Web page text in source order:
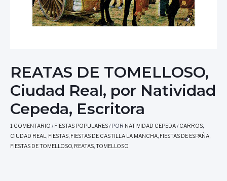
REATAS DE TOMELLOSO,
Ciudad Real, por Natividad
Cepeda, Escritora
1 COMENTARIO /FIESTAS POPULARES/ POR NATIVIDAD CEPEDA/CARROS
CIUDAD REAL
FIESTAS FIESTAS DE CASTILLA LA MANCHA FIESTAS DE ESPAÑA
FIESTAS DE TOMELLOSO REATAS TOMELLOSO